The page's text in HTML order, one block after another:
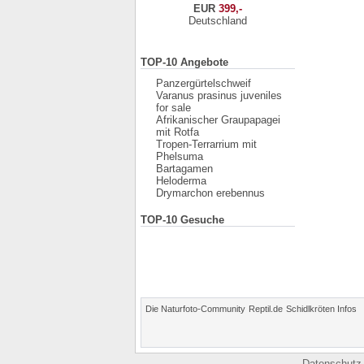
EUR399,-
Deutschland
TOP-10 Angebote
Panzergürtelschweif
Varanus prasinus juveniles
for sale
Afrikanischer Graupapagei
mit Rotfa
Tropen-Terrarrium mit
Phelsuma
Bartagamen
Heloderma
Drymarchon erebennus
TOP-10 Gesuche
Die Naturfoto-Community Reptil.de Schidlkröten Infos